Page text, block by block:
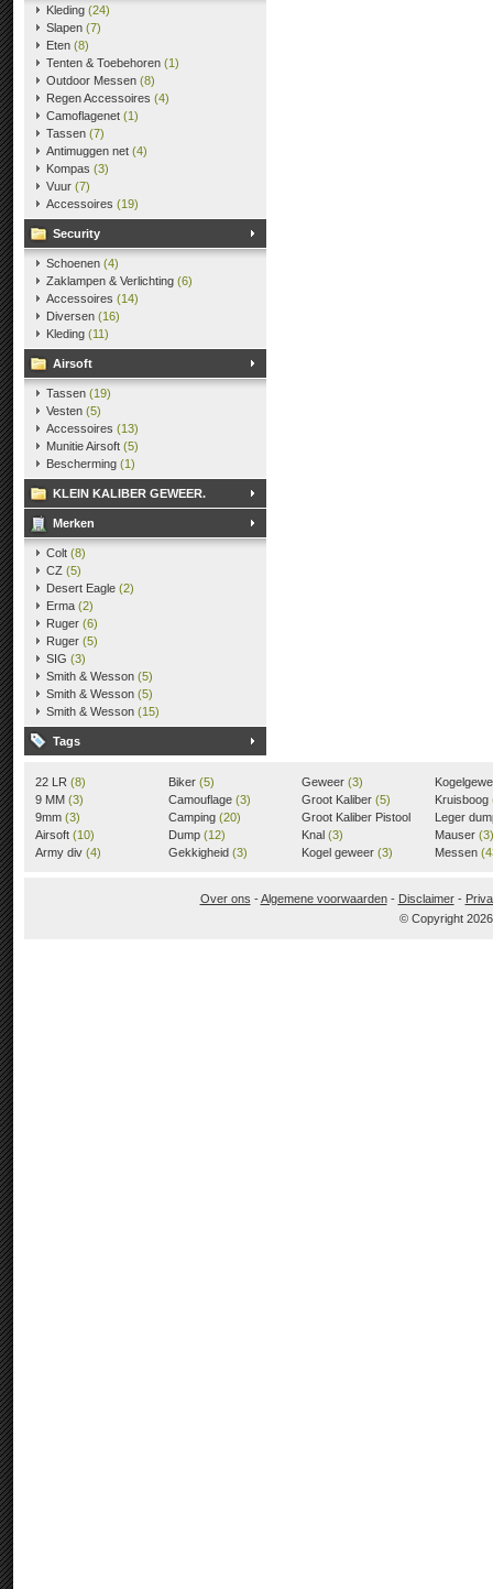
Kleding (24)
Slapen (7)
Eten (8)
Tenten & Toebehoren (1)
Outdoor Messen (8)
Regen Accessoires (4)
Camoflagenet (1)
Tassen (7)
Antimuggen net (4)
Kompas (3)
Vuur (7)
Accessoires (19)
Security
Schoenen (4)
Zaklampen & Verlichting (6)
Accessoires (14)
Diversen (16)
Kleding (11)
Airsoft
Tassen (19)
Vesten (5)
Accessoires (13)
Munitie Airsoft (5)
Bescherming (1)
KLEIN KALIBER GEWEER.
Merken
Colt (8)
CZ (5)
Desert Eagle (2)
Erma (2)
Ruger (6)
Ruger (5)
SIG (3)
Smith & Wesson (5)
Smith & Wesson (5)
Smith & Wesson (15)
Tags
22 LR (8)
9 MM (3)
9mm (3)
Airsoft (10)
Army div (4)
Biker (5)
Camouflage (3)
Camping (20)
Dump (12)
Gekkigheid (3)
Geweer (3)
Groot Kaliber (5)
Groot Kaliber Pistool
(3)
Knal (3)
Kogel geweer (3)
Kruisboog
Leger
Mauser (3)
Messen
Over ons -Algemene voorwaarden- Disclaimer-
© Copyright